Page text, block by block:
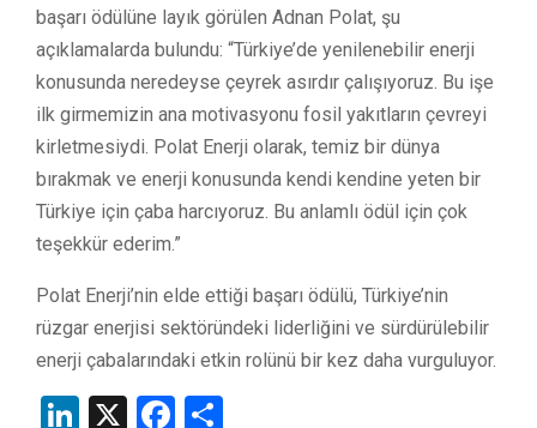
başarı ödülüne layık görülen Adnan Polat, şu
açıklamalarda bulundu: “Türkiye’de yenilenebilir enerji
konusunda neredeyse çeyrek asırdır çalışıyoruz. Bu işe
ilk girmemizin ana motivasyonu fosil yakıtların çevreyi
kirletmesiydi. Polat Enerji olarak, temiz bir dünya
bırakmak ve enerji konusunda kendi kendine yeten bir
Türkiye için çaba harcıyoruz. Bu anlamlı ödül için çok
teşekkür ederim.”
Polat Enerji’nin elde ettiği başarı ödülü, Türkiye’nin
rüzgar enerjisi sektöründeki liderliğini ve sürdürülebilir
enerji çabalarındaki etkin rolünü bir kez daha vurguluyor.
LinkedIn
X Facebook